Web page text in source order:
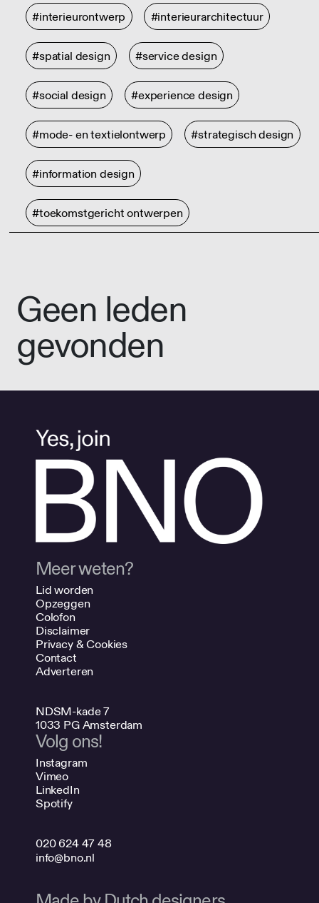
#interieurontwerp #interieurarchitectuur
#spatial design #service design
#social design #experience design
#mode- en textielontwerp #strategisch design
#information design
#toekomstgericht ontwerpen
Geen leden
gevonden
Meer weten?
Lid worden
Opzeggen
Colofon
Disclaimer
Privacy & Cookies
Contact
Adverteren
NDSM-kade 7
1033 PG Amsterdam
Volg ons!
Instagram
Vimeo
LinkedIn
Spotify
020 624 47 48
info@bno.nl